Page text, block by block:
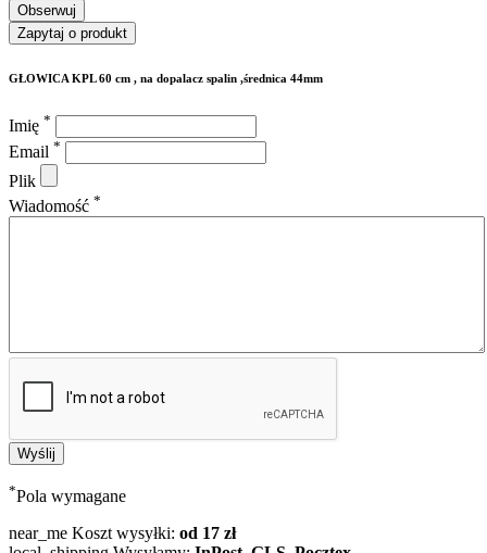
Obserwuj
Zapytaj o produkt
GŁOWICA KPL 60 cm , na dopalacz spalin ,średnica 44mm
Imię *
Email *
Plik
Wiadomość *
*Pola wymagane
near_me Koszt wysyłki: od 17 zł